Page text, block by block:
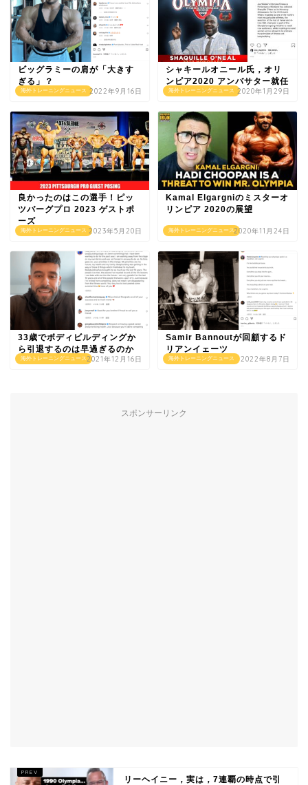
海外トレーニングニュース
ビッグラミーの肩が「大きす
ぎる」？
2022年9月16日 海外トレーニングニュース
シャキールオニール氏，オリ
ンピア2020 アンバサター就任
2020年1月29日
海外トレーニングニュース
良かったのはこの選手！ピッ
ツバーグプロ 2023 ゲストポ
ーズ
2023年5月20日 海外トレーニングニュース
Kamal Elgargniのミスターオ
リンピア 2020の展望
2020年11月24日
海外トレーニングニュース
33歳でボディビルディングか
ら引退するのは早過ぎるのか
2021年12月16日 海外トレーニングニュース
Samir Bannoutが回顧するド
リアンイェーツ
2022年8月7日
スポンサーリンク
リーヘイニー，実は，7連覇の時点で引